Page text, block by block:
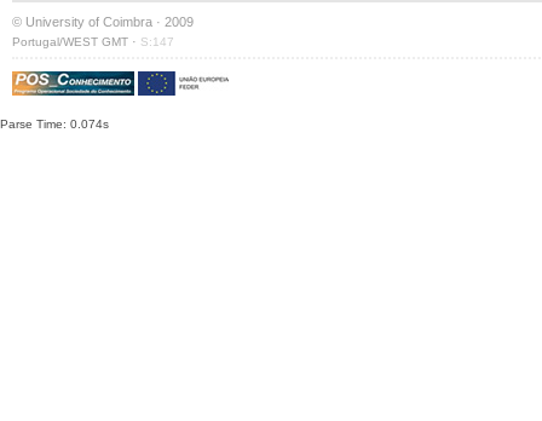
© University of Coimbra · 2009
Portugal/WEST GMT · S:147
Parse Time: 0.074s